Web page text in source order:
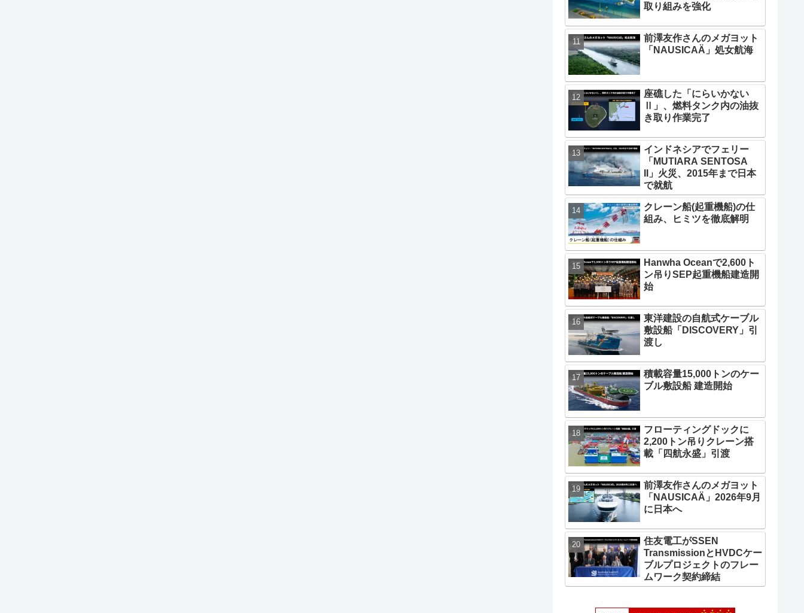
取り組みを強化
前澤友作さんのメガヨット
「NAUSICAÄ」処女航海
座礁した「にらいかない
Ⅱ」、燃料タンク内の油抜
き取り作業完了
インドネシアでフェリー
「MUTIARA SENTOSA
II」火災、2015年まで日本
で就航
クレーン船(起重機船)の仕
組み、ヒミツを徹底解明
Hanwha Oceanで2,600ト
ン吊りSEP起重機船建造開
始
東洋建設の自航式ケーブル
敷設船「DISCOVERY」引
渡し
積載容量15,000トンのケー
ブル敷設船 建造開始
フローティングドックに
2,200トン吊りクレーン搭
載「四航永盛」引渡
前澤友作さんのメガヨット
「NAUSICAÄ」2026年9月
に日本へ
住友電工がSSEN
TransmissionとHVDCケー
ブルプロジェクトのフレー
ムワーク契約締結